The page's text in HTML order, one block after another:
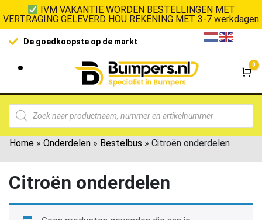
IVM VAKANTIE WORDEN BESTELLINGEN MET
VERTRAGING GELEVERD HOU REKENING MET 3-7 werkdagen
De goedkoopste op de markt
0
Home » Onderdelen » Bestelbus » Citroën onderdelen
Citroën onderdelen